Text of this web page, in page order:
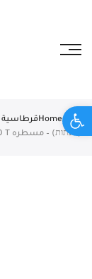
Open toolbar
Homeقرطاسية
(שנתות) – مسطره LINERO T